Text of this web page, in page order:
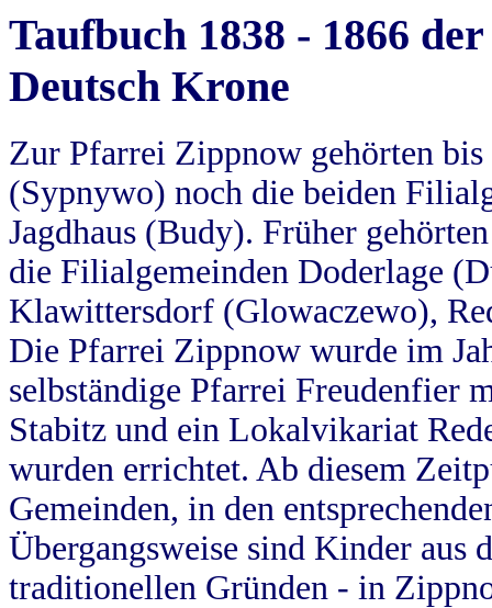
Taufbuch 1838 - 1866
Deutsch Krone
Zur Pfarrei Zippnow gehörten
(Sypnywo) noch die beiden
Jagdhaus (Budy). Früher
die Filialgemeinden Doderlage
Klawittersdorf (Glowaczewo),
Die Pfarrei Zippnow wurde im
selbständige Pfarrei Freudenfier
Stabitz und ein Lokalvikariat
wurden errichtet. Ab diesem
Gemeinden, in den
Übergangsweise sind Kinder aus
traditionellen Gründen - in